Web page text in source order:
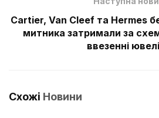
Саrtier, Van Cleef та Hermes
митника затримали за
ввезенні
Схожі Новини